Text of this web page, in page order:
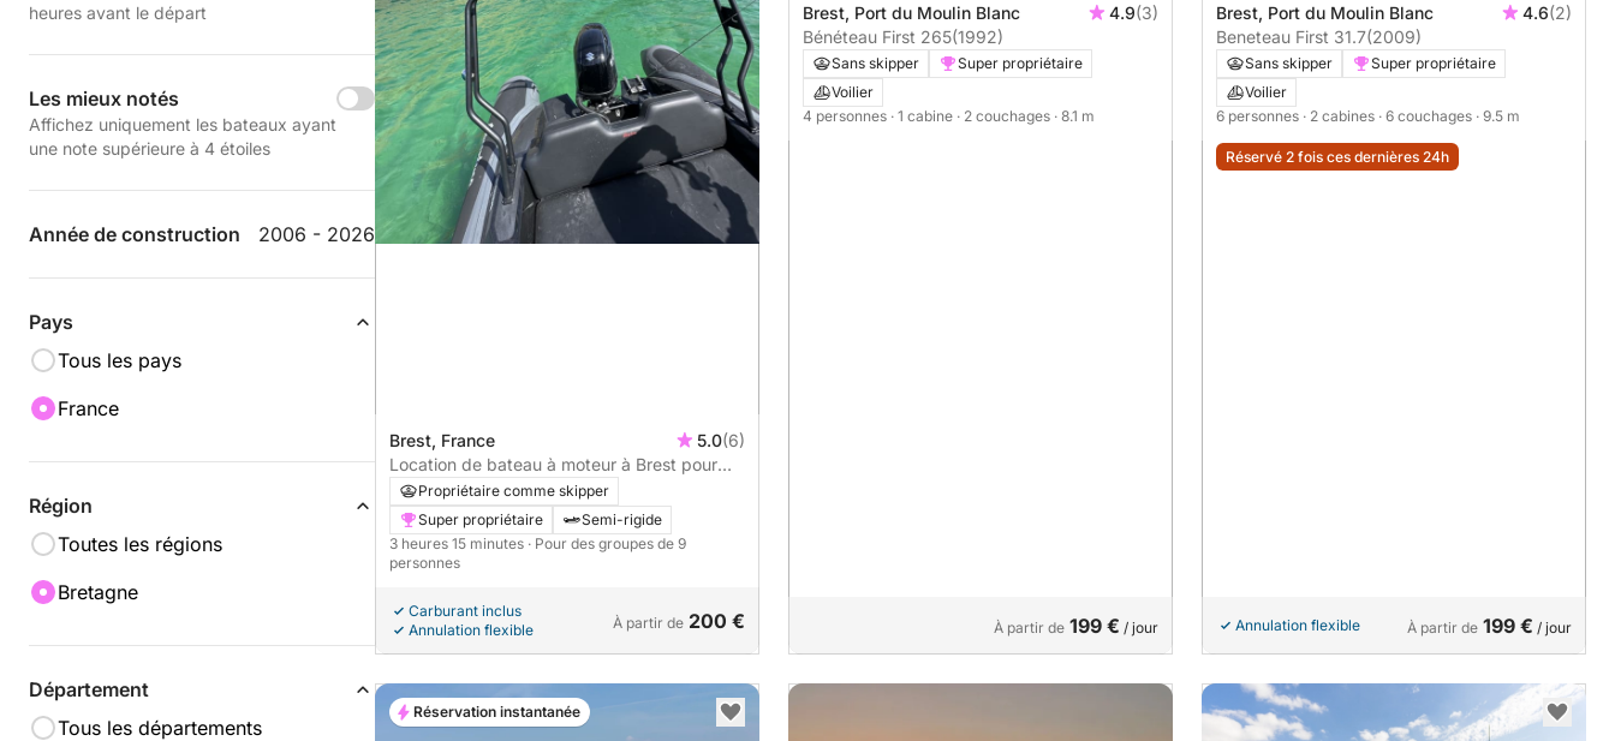
heures avant le départ
Les mieux notés
Affichez uniquement les bateaux ayant
une note supérieure à 4 étoiles
Année de construction 2006 - 2026
Pays
Tous les pays
France
Région
Toutes les régions
Bretagne
Département
Tous les départements
Brest, France 5.0(6)
Location de bateau à moteur à Brest pour
une demi-journée
Propriétaire comme skipper
Super propriétaire
Semi-rigide
3 heures 15 minutes · Pour des groupes de 9
personnes
Carburant inclus
Annulation flexible
À partir de 200 €
Brest, Port du Moulin Blanc 4.9(3)
Bénéteau First 265(1992)
Sans skipper
Super propriétaire
Voilier
4 personnes · 1 cabine · 2 couchages · 8.1 m
À partir de 199 € / jour
Brest, Port du Moulin Blanc 4.6(2)
Beneteau First 31.7(2009)
Sans skipper
Super propriétaire
Voilier
6 personnes · 2 cabines · 6 couchages · 9.5 m
Réservé 2 fois ces dernières 24h
Annulation flexible À partir de 199 € / jour
Réservation instantanée